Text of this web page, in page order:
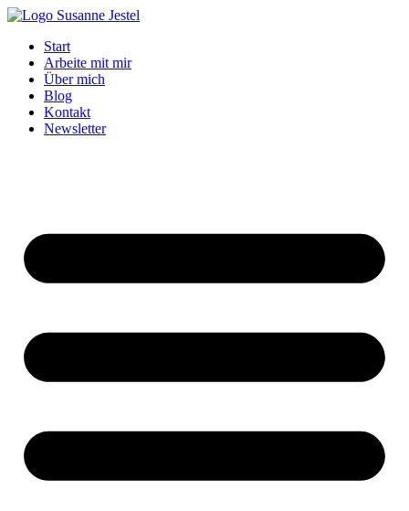
Zum
springenStart
Arbeite mit mir
Über mich
Blog
Kontakt
Newsletter